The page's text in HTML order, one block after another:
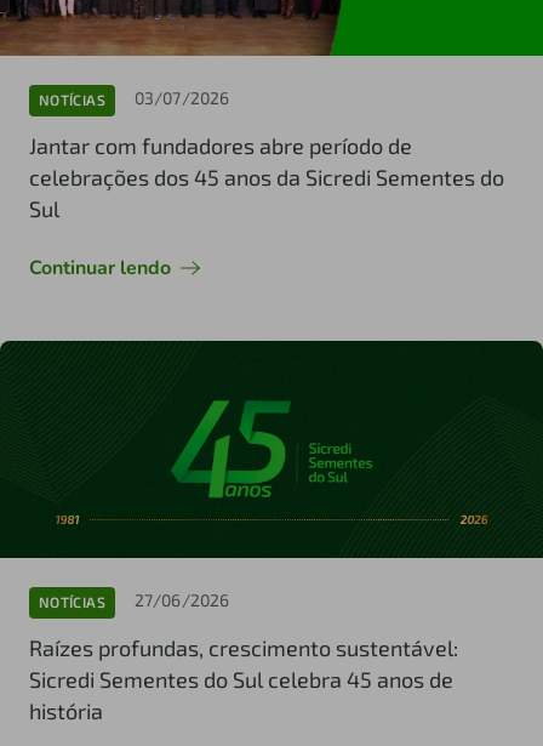
NOTÍCIAS 03/07/2026
Jantar com fundadores abre período de
celebrações dos 45 anos da Sicredi Sementes do
Sul
Continuar lendo
NOTÍCIAS 27/06/2026
Raízes profundas, crescimento sustentável:
Sicredi Sementes do Sul celebra 45 anos de
história